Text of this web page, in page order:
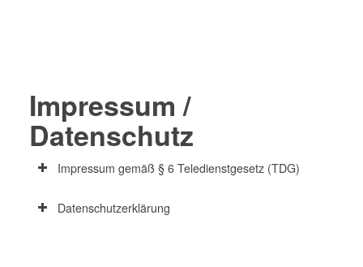
Impressum /
Datenschutz
Impressum gemäß § 6 Teledienstgesetz (TDG)
Datenschutzerklärung